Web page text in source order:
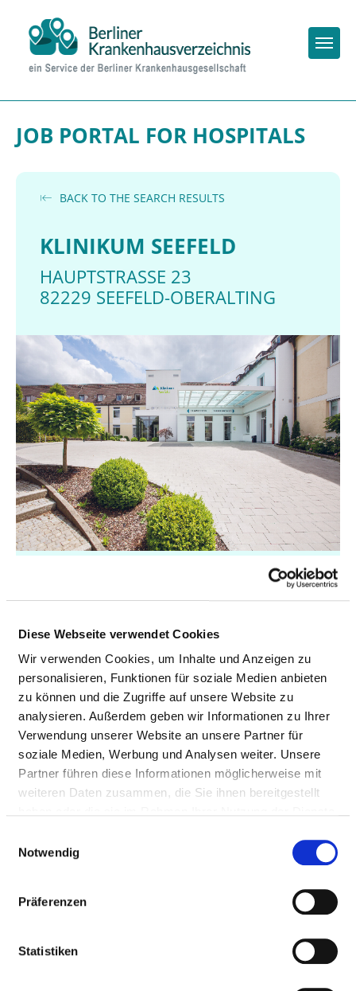
Diese Webseite verwendet Cookies
Wir verwenden Cookies, um Inhalte und Anzeigen zu
personalisieren, Funktionen für soziale Medien anbieten
zu können und die Zugriffe auf unsere Website zu
analysieren. Außerdem geben wir Informationen zu Ihrer
Verwendung unserer Website an unsere Partner für
soziale Medien, Werbung und Analysen weiter. Unsere
Partner führen diese Informationen möglicherweise mit
weiteren Daten zusammen, die Sie ihnen bereitgestellt
Notwendig
Präferenzen
Statistiken
JOB PORTAL FOR HOSPITALS
BACK TO THE SEARCH RESULTS
KLINIKUM SEEFELD
HAUPTSTRASSE 23
82229 SEEFELD-OBERALTING
FACHARZT UNFALLCHIRURGIE /